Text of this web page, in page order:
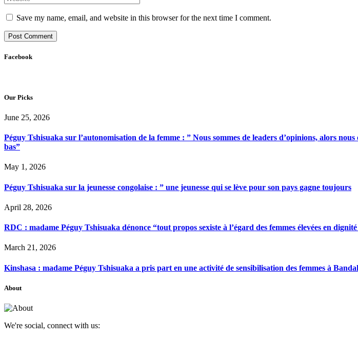
Save my name, email, and website in this browser for the next time I comment.
Facebook
Our Picks
June 25, 2026
Péguy Tshisuaka sur l’autonomisation de la femme : ” Nous sommes de leaders d’opinions, alors
bas”
May 1, 2026
Péguy Tshisuaka sur la jeunesse congolaise : ” une jeunesse qui se lève pour son pays gagne toujours
April 28, 2026
RDC : madame Péguy Tshisuaka dénonce “tout propos sexiste à l’égard des femmes élevées en
March 21, 2026
Kinshasa : madame Péguy Tshisuaka a pris part en une activité de sensibilisation des femmes à
About
We're social, connect with us: